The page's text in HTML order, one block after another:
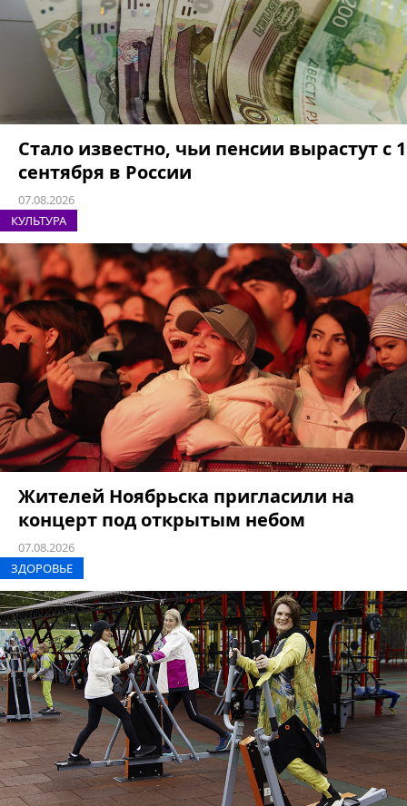
Стало известно, чьи пенсии вырастут с 1
сентября в России
07.08.2026
КУЛЬТУРА
Жителей Ноябрьска пригласили на
концерт под открытым небом
07.08.2026
ЗДОРОВЬЕ